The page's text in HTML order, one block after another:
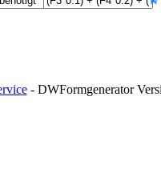
- DWFormgenerator